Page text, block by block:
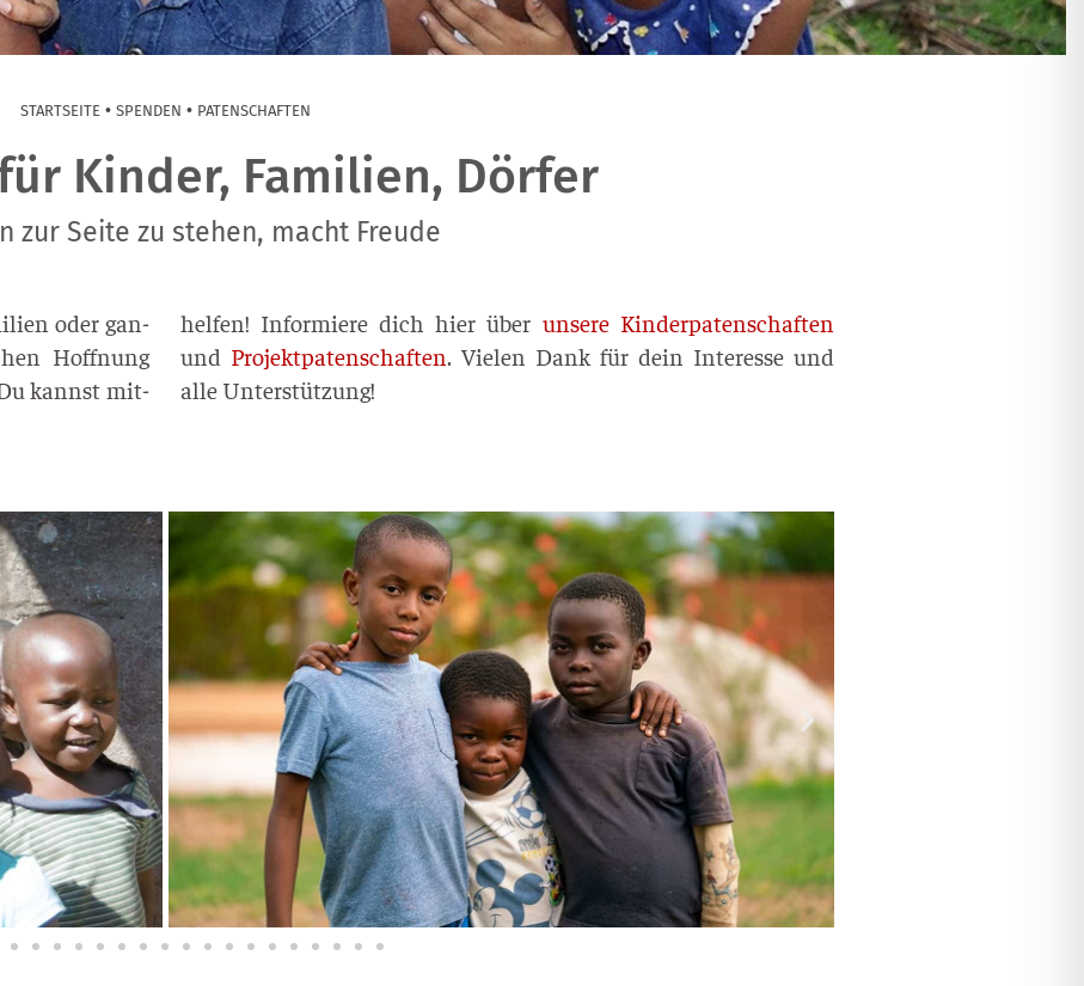
START­SEI­TE • SPEN­DEN • PATEN­SCHAF­TEN
Kinder, Familien, Dörfer
zur Seite zu stehen, macht Freude
oder gan­
Hoff­nung
kannst mit­
hel­fen! Infor­mie­re dich hier über unse­re Kin­der­pa­ten­schaf­ten
und Pro­jekt­pa­ten­schaf­ten. Vie­len Dank für dein Inter­es­se und
alle Unterstützung!